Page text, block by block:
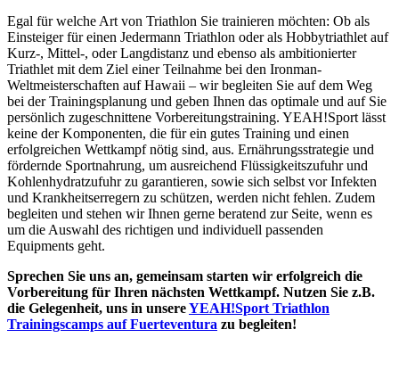
Egal für welche Art von Triathlon Sie trainieren möchten: Ob als
Einsteiger für einen Jedermann Triathlon oder als Hobbytriathlet auf
Kurz-, Mittel-, oder Langdistanz und ebenso als ambitionierter
Triathlet mit dem Ziel einer Teilnahme bei den Ironman-
Weltmeisterschaften auf Hawaii – wir begleiten Sie auf dem Weg
bei der Trainingsplanung und geben Ihnen das optimale und auf Sie
persönlich zugeschnittene Vorbereitungstraining. YEAH!Sport lässt
keine der Komponenten, die für ein gutes Training und einen
erfolgreichen Wettkampf nötig sind, aus. Ernährungsstrategie und
fördernde Sportnahrung, um ausreichend Flüssigkeitszufuhr und
Kohlenhydratzufuhr zu garantieren, sowie sich selbst vor Infekten
und Krankheitserregern zu schützen, werden nicht fehlen. Zudem
begleiten und stehen wir Ihnen gerne beratend zur Seite, wenn es
um die Auswahl des richtigen und individuell passenden
Equipments geht.
Sprechen Sie uns an, gemeinsam starten wir erfolgreich die
Vorbereitung für Ihren nächsten Wettkampf. Nutzen Sie z.B.
die Gelegenheit, uns in unsereYEAH!Sport Triathlon
Trainingscamps auf Fuerteventura zu begleiten!